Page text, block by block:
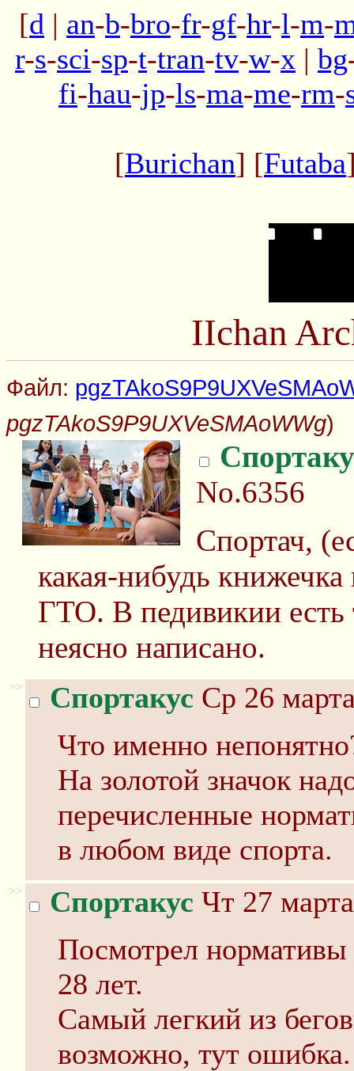
[d | an-b-bro-fr-gf-hr-l-m-
r-s-sci-sp-t-tran-tv-w-x | bg
fi-hau-jp-ls-ma-me-rm-
[Burichan] [Futaba
IIchan
Файл:
pgzTAkoS9P9UXVeSMAoWWg)
No.6356
Спортач,
какая-нибудь
ГТО. В педивикии есть
неясно написано.
>> Спортакус Ср 26
Что именно
На золотой значок
перечисленные
в любом виде спорта.
>> Спортакус Чт 27
Посмотрел нормативы
28 лет.
Самый легкий из
возможно, тут